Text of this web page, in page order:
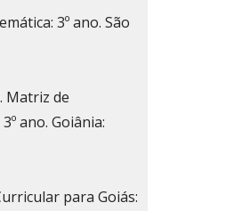
3º ano. São
Matriz de
ano. Goiânia:
para Goiás: